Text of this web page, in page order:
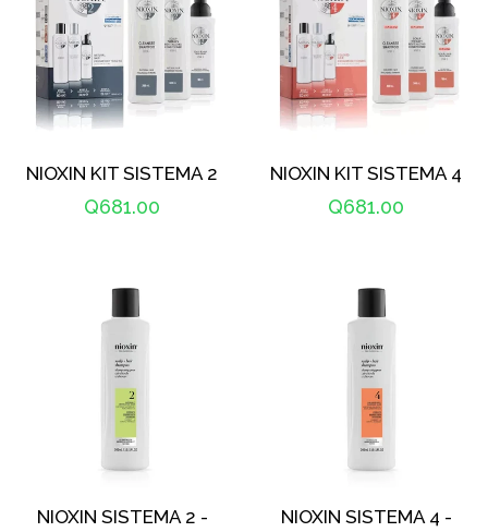
NIOXIN KIT SISTEMA 2
Precio
Q681.00
NIOXIN KIT SISTEMA 4
Precio
Q681.00
NIOXIN SISTEMA 2 -
NIOXIN SISTEMA 4 -